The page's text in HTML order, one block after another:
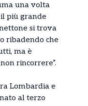
una volta
il più grande
si trova
ribadendo che
ma è
rincorrere”.
Lombardia e
al terzo